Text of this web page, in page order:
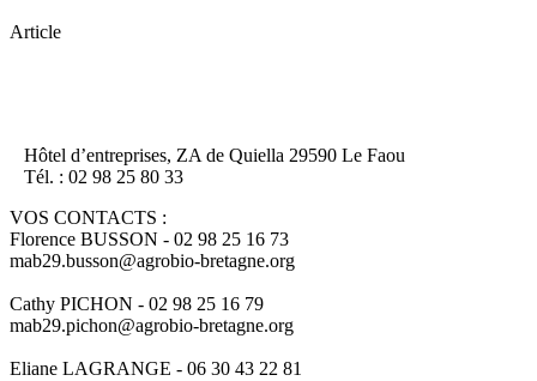
Article
Hôtel d’entreprises, ZA de Quiella 29590 Le Faou
Tél. : 02 98 25 80 33
VOS CONTACTS :
Florence BUSSON - 02 98 25 16 73
mab29.busson@agrobio-bretagne.org
Cathy PICHON - 02 98 25 16 79
mab29.pichon@agrobio-bretagne.org
Eliane LAGRANGE - 06 30 43 22 81